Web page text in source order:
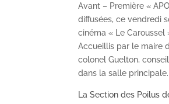
Avant – Première «
diffusées, ce vendredi
cinéma « Le Caroussel
Accueillis par le maire
colonel Guelton,
dans la salle principale.
La Section des Poilus